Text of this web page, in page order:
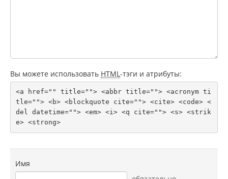
Вы можете использовать HTML -тэги и атрибуты:
<a href="" title=""> <abbr title=""> <acronym ti
tle=""> <b> <blockquote cite=""> <cite> <code> <
del datetime=""> <em> <i> <q cite=""> <s> <strik
e> <strong>
Имя